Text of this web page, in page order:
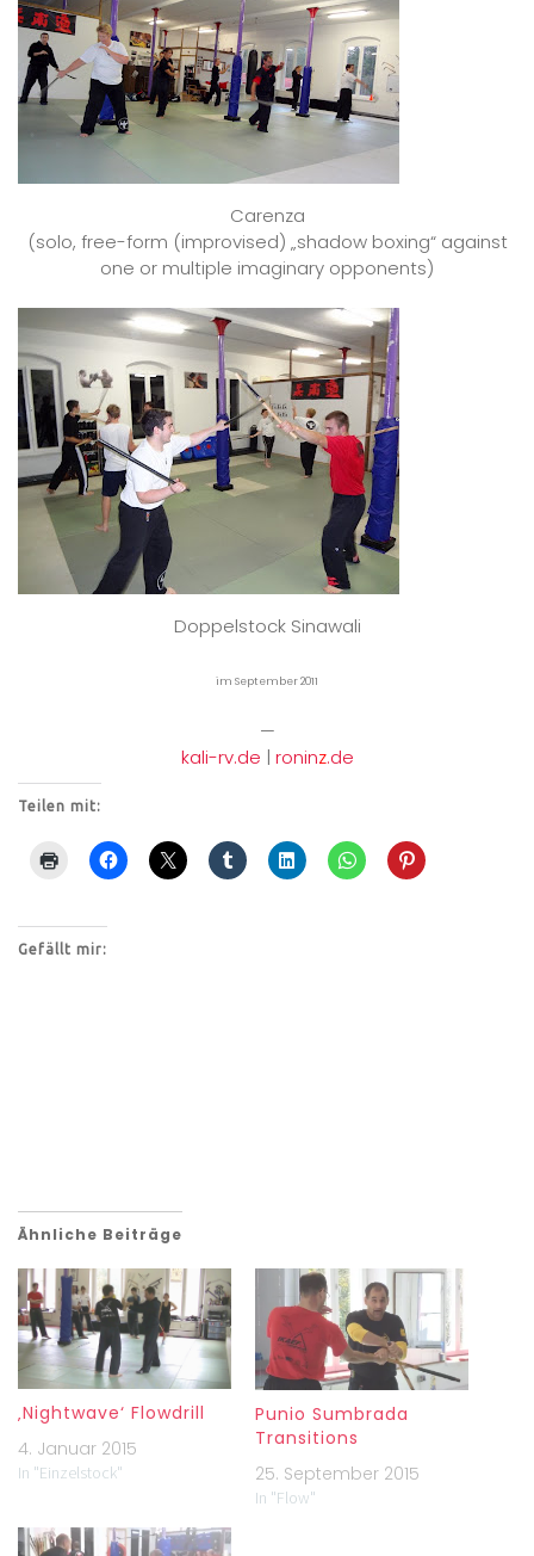
Carenza
(solo, free-form (improvised) „shadow boxing“ against
one or multiple imaginary opponents)
Doppelstock Sinawali
im September 2011
—
kali-rv.de | roninz.de
Teilen mit:
Gefällt mir:
Ähnliche Beiträge
‚Nightwave‘ Flowdrill
4. Januar 2015
In "Einzelstock"
Punio Sumbrada
Transitions
25. September 2015
In "Flow"